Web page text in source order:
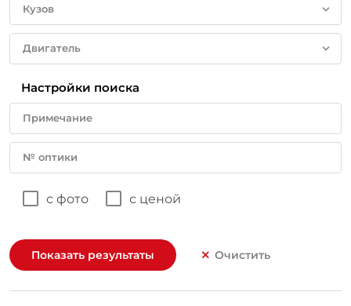
Кузов
Двигатель
Настройки поиска
Примечание
№ оптики
с фото с ценой
Показать результаты Очистить